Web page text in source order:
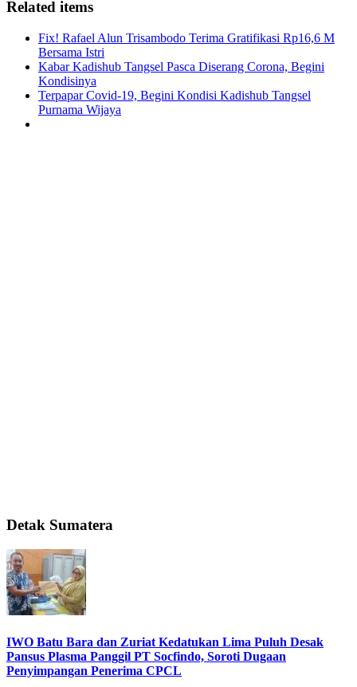
Related items
Fix! Rafael Alun Trisambodo Terima Gratifikasi Rp16,6 M
Bersama Istri
Kabar Kadishub Tangsel Pasca Diserang Corona, Begini
Kondisinya
Terpapar Covid-19, Begini Kondisi Kadishub Tangsel
Purnama Wijaya
Detak Sumatera
IWO Batu Bara dan Zuriat Kedatukan Lima Puluh Desak
Pansus Plasma Panggil PT Socfindo, Soroti Dugaan
Penyimpangan Penerima CPCL